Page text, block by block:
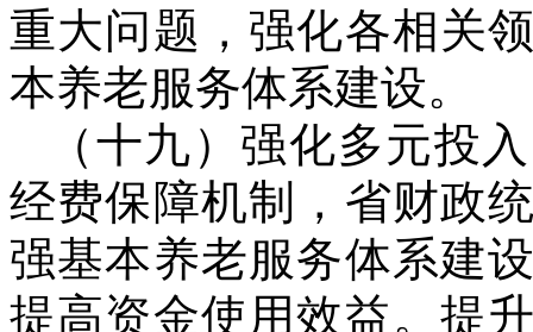
重大问题，强化各相关
本养老服务体系建设。
（十九）强化多元投
经费保障机制，省财政
强基本养老服务体系建
提高资金使用效益。提